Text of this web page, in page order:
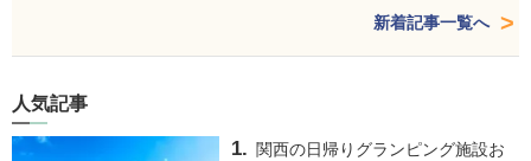
新着記事一覧へ
人気記事
関西の日帰りグランピング施設お